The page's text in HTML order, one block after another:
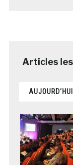
AUJOURD’HUI